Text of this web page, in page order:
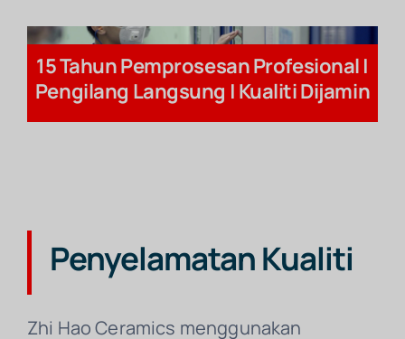
15 Tahun Pemprosesan Profesional |
Pengilang Langsung | Kualiti Dijamin
Penyelamatan Kualiti
Zhi Hao Ceramics menggunakan